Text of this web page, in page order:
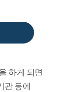
하게 되면
관 등에